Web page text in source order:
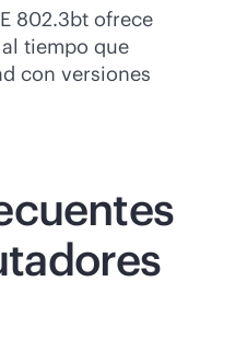
802.3bt ofrece
tiempo que
con versiones